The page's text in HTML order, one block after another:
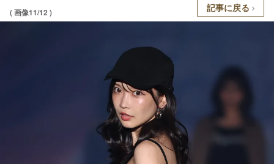
( 画像11/12 ) 記事に戻る